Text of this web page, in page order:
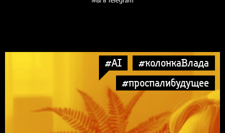
#AI
#колонкаВлада
#проспалибудущее